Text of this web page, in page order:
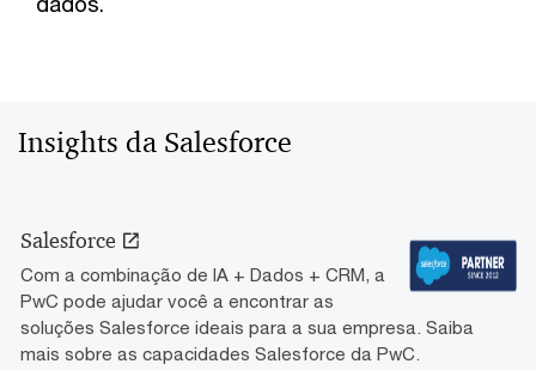
Insights da Salesforce
Salesforce
Com a combinação de IA + Dados + CRM, a
PwC pode ajudar você a encontrar as
soluções Salesforce ideais para a sua empresa. Saiba
mais sobre as capacidades Salesforce da PwC.